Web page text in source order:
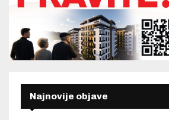
Najnovije objave